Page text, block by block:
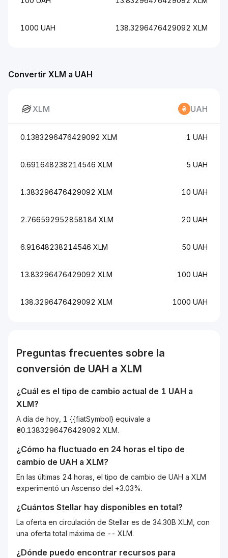
Convertir XLM a UAH
XLM UAH
0.1383296476429092 XLM 1 UAH
0.691648238214546 XLM 5 UAH
1.383296476429092 XLM 10 UAH
2.766592952858184 XLM 20 UAH
6.91648238214546 XLM 50 UAH
13.83296476429092 XLM 100 UAH
138.3296476429092 XLM 1000 UAH
1000 UAH 138.3296476429092 XLM
Preguntas frecuentes sobre la
conversión de UAH a XLM
¿Cuál es el tipo de cambio actual de 1 UAH a
XLM?
A día de hoy, 1 {{fiatSymbol} equivale a
₴0.1383296476429092 XLM.
¿Cómo ha fluctuado en 24 horas el tipo de
cambio de UAH a XLM?
En las últimas 24 horas, el tipo de cambio de UAH a XLM
experimentó un Ascenso del +3.03%.
¿Cuántos Stellar hay disponibles en total?
La oferta en circulación de Stellar es de 34.30B XLM, con
una oferta total máxima de -- XLM.
¿Dónde puedo encontrar recursos para